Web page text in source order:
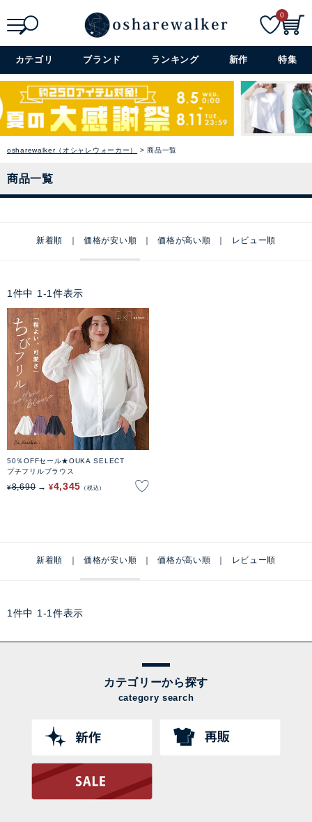
詳細検索+
0
カテゴリ ブランド ランキング 新作 特集
osharewalker（オシャレウォーカー） 商品一覧
商品一覧
新着順 価格が安い順 価格が高い順 レビュー順
1 件中 1 -1 件表示
50％OFFセール★OUKA SELECT
プチフリルブラウス
¥8,690 ¥4,345 税込
新着順 価格が安い順 価格が高い順 レビュー順
1 件中 1 -1 件表示
カテゴリーから探す
category search